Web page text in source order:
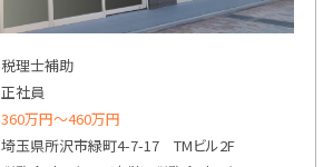
税理士補助
正社員
360万円〜460万円
埼玉県所沢市緑町4-7-17 TMビル2F